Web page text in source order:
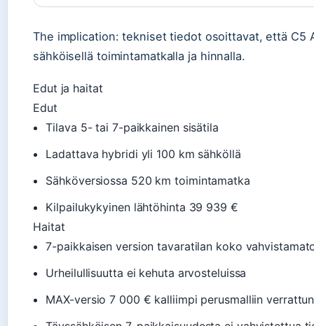
The implication: tekniset tiedot osoittavat, että C5
sähköisellä toimintamatkalla ja hinnalla.
Edut ja haitat
Edut
Tilava 5- tai 7-paikkainen sisätila
Ladattava hybridi yli 100 km sähköllä
Sähköversiossa 520 km toimintamatka
Kilpailukykyinen lähtöhinta 39 939 €
Haitat
7-paikkaisen version tavaratilan koko
Urheilullisuutta ei kehuta arvosteluissa
MAX-versio 7 000 € kalliimpi perusmalliin